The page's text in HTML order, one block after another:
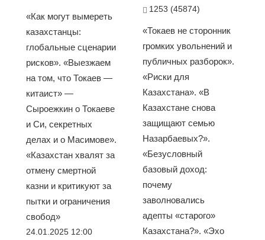
«Как могут вымереть
казахстанцы:
глобальные сценарии
рисков». «Выезжаем
на том, что Токаев —
китаист» —
Сыроежкин о Токаеве
и Си, секретных
делах и о Масимове».
«Казахстан хвалят за
отмену смертной
казни и критикуют за
пытки и ограничения
свобод»
24.01.2025 12:00
1253 (45874)
«Токаев не сторонник
громких увольнений и
публичных разборок».
«Риски для
Казахстана». «В
Казахстане снова
защищают семью
Назарбаевых?».
«Безусловный
базовый доход:
почему
заволновались
адепты «старого»
Казахстана?». «Эхо